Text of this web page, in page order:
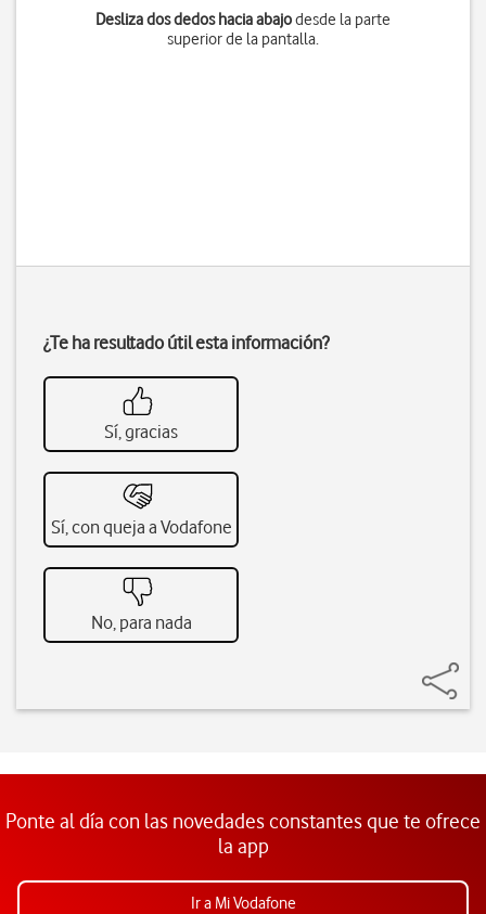
Desliza dos dedos hacia abajodesde la parte
superior de la pantalla.
¿Te ha resultado útil esta información?
Sí, gracias
Sí, con queja a Vodafone
No, para nada
Ponte al día con las novedades constantes que te ofrece
la app
Ir a Mi Vodafone